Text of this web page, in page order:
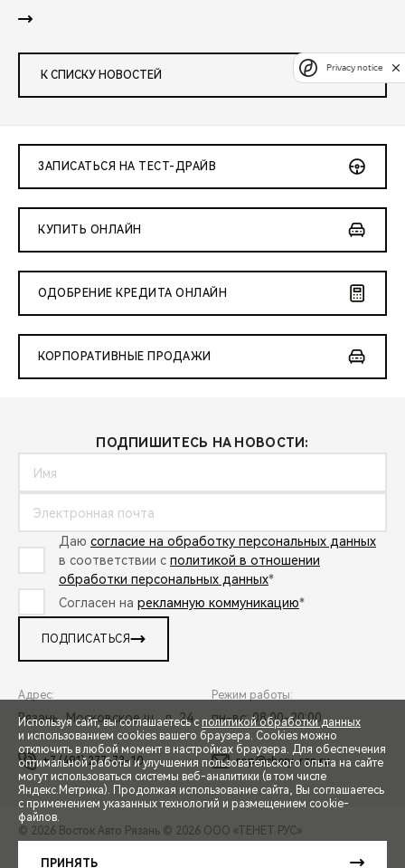
СПЕЦПРЕДЛОЖЕНИЯ
ЗАПИСЬ НА ТЕСТ-ДРАЙВ
К СПИСКУ НОВОСТЕЙ
ЗАПИСАТЬСЯ НА ТЕСТ-ДРАЙВ
КУПИТЬ ОНЛАЙН
ОДОБРЕНИЕ КРЕДИТА ОНЛАЙН
КОРПОРАТИВНЫЕ ПРОДАЖИ
ПОДПИШИТЕСЬ НА НОВОСТИ:
Даю согласие на обработку персональных данных
в соответствии с политикой в отношении
обработки персональных данных*
Согласен на рекламную коммуникацию*
ПОДПИСАТЬСЯ
Адрес:
Рязань, Московское ш., д. 24
Режим работы:
пн-вс: 08:00-20:00
+7 (491) 277-73-10 rop@chery-rzn.ru
© 2026 Восток Авто Рязань © 2026 ООО «ТЕНЕТ РУС»
Используя сайт, вы соглашаетесь с политикой обработки данных
и использованием cookies вашего браузера. Cookies можно
отключить в любой момент в настройках браузера. Для обеспечения
оптимальной работы и улучшения пользовательского опыта на сайте
могут использоваться системы веб-аналитики (в том числе
Яндекс.Метрика). Продолжая использование сайта, Вы соглашаетесь
с применением указанных технологий и размещением cookie-
файлов.
ПРИНЯТЬ
Privacy notice